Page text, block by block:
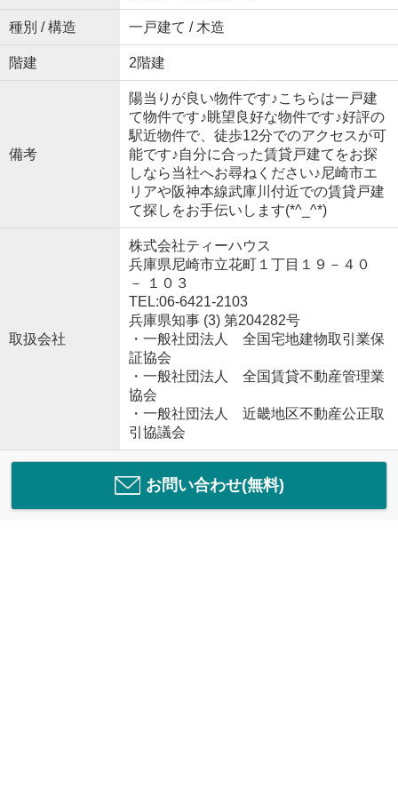
種別 / 構造 一戸建て / 木造
階建 2階建
備考
陽当りが良い物件です♪こちらは一戸建
て物件です♪眺望良好な物件です♪好評の
駅近物件で、徒歩12分でのアクセスが可
能です♪自分に合った賃貸戸建てをお探
しなら当社へお尋ねください♪尼崎市エ
リアや阪神本線武庫川付近での賃貸戸建
て探しをお手伝いします(*^_^*)
取扱会社
株式会社ティーハウス
兵庫県尼崎市立花町１丁目１９－４０
－ １０３
TEL:06-6421-2103
兵庫県知事 (3) 第204282号
・一般社団法人 全国宅地建物取引業保
証協会
・一般社団法人 全国賃貸不動産管理業
協会
・一般社団法人 近畿地区不動産公正取
引協議会
お問い合わせ(無料)